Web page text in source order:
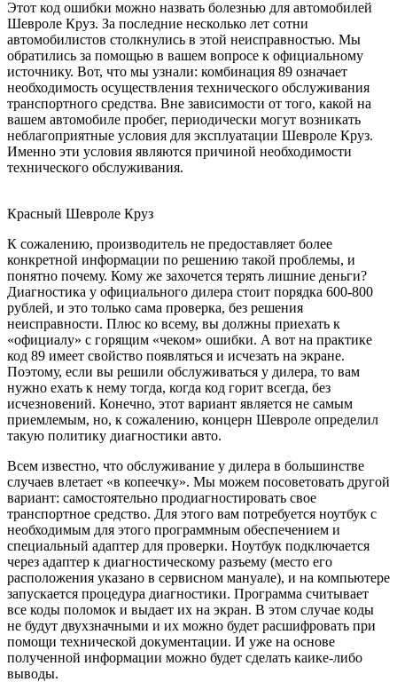
Этот код ошибки можно назвать болезнью для автомобилей
Шевроле Круз. За последние несколько лет сотни
автомобилистов столкнулись в этой неисправностью. Мы
обратились за помощью в вашем вопросе к официальному
источнику. Вот, что мы узнали: комбинация 89 означает
необходимость осуществления технического обслуживания
транспортного средства. Вне зависимости от того, какой на
вашем автомобиле пробег, периодически могут возникать
неблагоприятные условия для эксплуатации Шевроле Круз.
Именно эти условия являются причиной необходимости
технического обслуживания.
Красный Шевроле Круз
К сожалению, производитель не предоставляет более
конкретной информации по решению такой проблемы, и
понятно почему. Кому же захочется терять лишние деньги?
Диагностика у официального дилера стоит порядка 600-800
рублей, и это только сама проверка, без решения
неисправности. Плюс ко всему, вы должны приехать к
«официалу» с горящим «чеком» ошибки. А вот на практике
код 89 имеет свойство появляться и исчезать на экране.
Поэтому, если вы решили обслуживаться у дилера, то вам
нужно ехать к нему тогда, когда код горит всегда, без
исчезновений. Конечно, этот вариант является не самым
приемлемым, но, к сожалению, концерн Шевроле определил
такую политику диагностики авто.
Всем известно, что обслуживание у дилера в большинстве
случаев влетает «в копеечку». Мы можем посоветовать другой
вариант: самостоятельно продиагностировать свое
транспортное средство. Для этого вам потребуется ноутбук с
необходимым для этого программным обеспечением и
специальный адаптер для проверки. Ноутбук подключается
через адаптер к диагностическому разъему (место его
расположения указано в сервисном мануале), и на компьютере
запускается процедура диагностики. Программа считывает
все коды поломок и выдает их на экран. В этом случае коды
не будут двухзначными и их можно будет расшифровать при
помощи технической документации. И уже на основе
полученной информации можно будет сделать каике-либо
выводы.